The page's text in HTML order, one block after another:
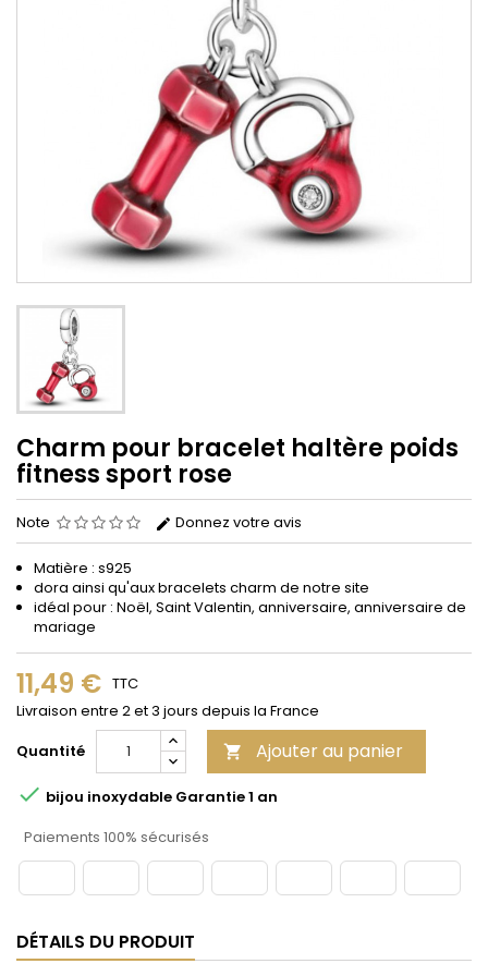
Charm pour bracelet haltère poids
fitness sport rose
Note Donnez votre avis
Matière : s925
dora ainsi qu'aux bracelets charm de notre site
idéal pour : Noël, Saint Valentin, anniversaire, anniversaire de
mariage
11,49 € TTC
Livraison entre 2 et 3 jours depuis la France
Quantité
 Ajouter au panier
 bijou inoxydable Garantie 1 an
Paiements 100% sécurisés
DÉTAILS DU PRODUIT